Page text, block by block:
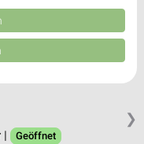
❯
|
Geöffnet
Entwicklung und
Daten zur Auswahl
weitergegeben und in die